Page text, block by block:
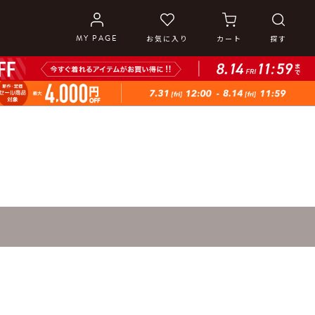
MY PAGE お気に入り カート 探す
MY PAGE お気に入り カート 探す